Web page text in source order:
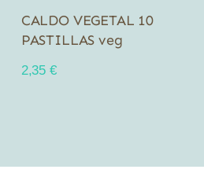
CALDO VEGETAL 10
PASTILLAS veg
2,35 €